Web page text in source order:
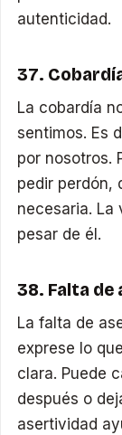
autenticidad.
37.
La cobardía
sentimos. Es
por nosotros.
pedir perdón,
necesaria. La
pesar de él.
38. Falta
La falta de
exprese lo
clara. Puede
después o
asertividad